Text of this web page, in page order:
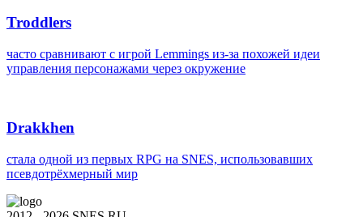
Troddlers
часто сравнивают с игрой Lemmings из-за похожей идеи
управления персонажами через окружение
Drakkhen
стала одной из первых RPG на SNES, использовавших
псевдотрёхмерный мир